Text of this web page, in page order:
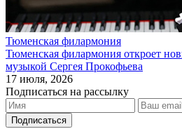
Тюменская филармония
Тюменская филармония откроет
музыкой Сергея Прокофьева
17 июля, 2026
Подписаться на рассылку